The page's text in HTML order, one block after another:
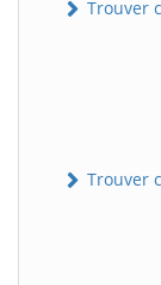
Trouver
Trouver